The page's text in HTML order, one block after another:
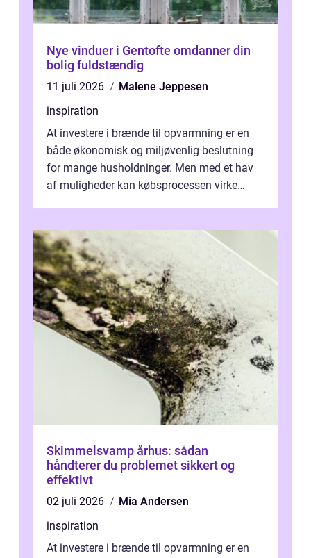
Nye vinduer i Gentofte omdanner din
bolig fuldstændig
11 juli 2026
Malene Jeppesen
inspiration
At investere i brænde til opvarmning er en
både økonomisk og miljøvenlig beslutning
for mange husholdninger. Men med et hav
af muligheder kan købsprocessen virke
Skimmelsvamp århus: sådan
håndterer du problemet sikkert og
effektivt
02 juli 2026
Mia Andersen
inspiration
At investere i brænde til opvarmning er en